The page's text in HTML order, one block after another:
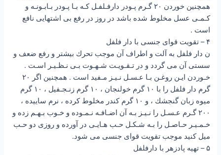
همچنين خوردن ۲۰ گـرم پـودر دارفـلفـل كـه بـا پـودر بـابـونـه و
كـمـى عسل مخلوط شده باشد در روز در رفع بى اشتهايى نافع
است .
۴ – تقويت قواى جنسى با دار فلفل
ن دار فلفل به آلت و اطراف آن موجب تحرك بيشتر و رفع ضعف و
سستى آن مى گردد و در تـقـويـت شـهـوت بـى نـظـيـر اسـت .
خـوردن ايـن روغـن بـا عـسـل نـيـز مـفيد است . همچنين اگر ۲۰
گرم دار فلفل را با ۱۰ گرم خولنجان ، ۱۰ گرم زنـجـفيل ، ۱۰ گرم
ميوه زبان گنجشك ، و ۱۰ گرم كندر مخلوط كرده ، نرم ساييده ،
۲۰۰ گـرم عـسـل را نـيـز بـه آن اضـافـه نـمـوده و خـوب بـهـم زده و
خـمـيـر حـاصـل را بـه شـكـل حـب هـايـى در آورده و روزى دو حـب
ميل كنيد موجب تقويت قواى جنسى مى شود.
۵ – تهيه پادزهر با دارفلفل